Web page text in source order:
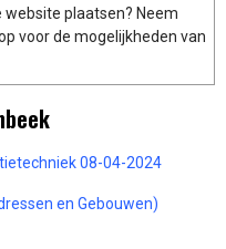
plaatsen? Neem
voor de mogelijkheden van
08-04-2024
en Gebouwen)